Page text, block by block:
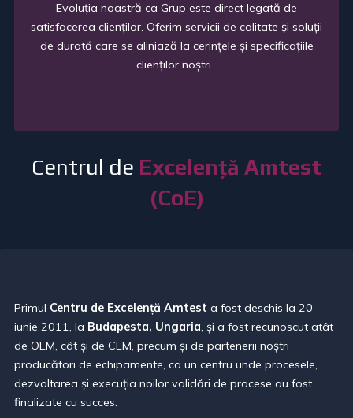
Evoluția noastră ca Grup este direct legată de
satisfacerea clienților. Oferim servicii de calitate și soluții
de durată care se aliniază la cerințele și specificațiile
clienților noștri.
Centrul de Excelență Amtest
(CoE)
Primul Centru de Excelență Amtest a fost deschis la 20
iunie 2011, la Budapesta, Ungaria, și a fost recunoscut atât
de OEM, cât și de CEM, precum și de partenerii noștri
producători de echipamente, ca un centru unde procesele,
dezvoltarea și execuția noilor validări de procese au fost
finalizate cu succes.